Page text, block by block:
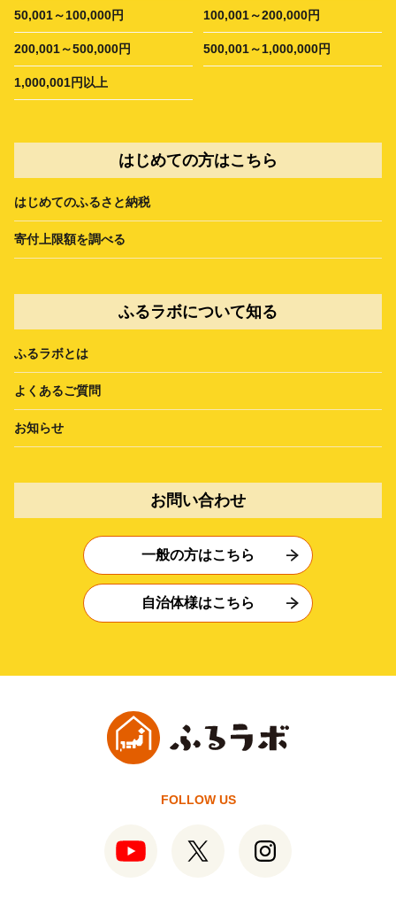
50,001～100,000円 100,001～200,000円
200,001～500,000円 500,001～1,000,000円
1,000,001円以上
はじめての方はこちら
はじめてのふるさと納税
寄付上限額を調べる
ふるラボについて知る
ふるラボとは
よくあるご質問
お知らせ
お問い合わせ
一般の方はこちら
自治体様はこちら
FOLLOW US